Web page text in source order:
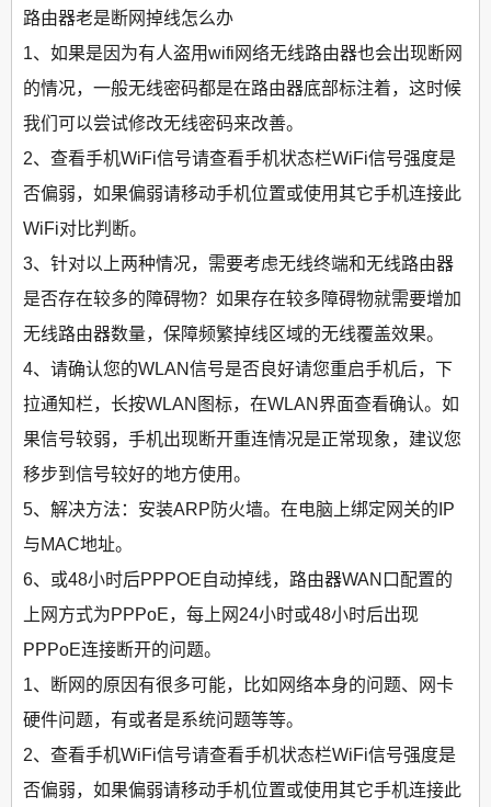
路由器老是断网掉线怎么办
1、如果是因为有人盗用wifi网络无线路由器也会出现断网
的情况，一般无线密码都是在路由器底部标注着，这时候
我们可以尝试修改无线密码来改善。
2、查看手机WiFi信号请查看手机状态栏WiFi信号强度是
否偏弱，如果偏弱请移动手机位置或使用其它手机连接此
WiFi对比判断。
3、针对以上两种情况，需要考虑无线终端和无线路由器
是否存在较多的障碍物？如果存在较多障碍物就需要增加
无线路由器数量，保障频繁掉线区域的无线覆盖效果。
4、请确认您的WLAN信号是否良好请您重启手机后，下
拉通知栏，长按WLAN图标，在WLAN界面查看确认。如
果信号较弱，手机出现断开重连情况是正常现象，建议您
移步到信号较好的地方使用。
5、解决方法：安装ARP防火墙。在电脑上绑定网关的IP
与MAC地址。
6、或48小时后PPPOE自动掉线，路由器WAN口配置的
上网方式为PPPoE，每上网24小时或48小时后出现
PPPoE连接断开的问题。
1、断网的原因有很多可能，比如网络本身的问题、网卡
硬件问题，有或者是系统问题等等。
2、查看手机WiFi信号请查看手机状态栏WiFi信号强度是
否偏弱，如果偏弱请移动手机位置或使用其它手机连接此